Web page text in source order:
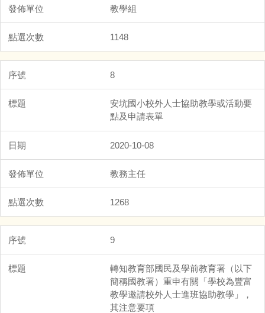
教學組
1148
8
安坑國小校外人士協助教學或活動要
點及申請表單
2020-10-08
教務主任
1268
9
轉知教育部國民及學前教育署（以下
簡稱國教署）重申有關「學校為豐富
教學邀請校外人士進班協助教學」，
其注意要項